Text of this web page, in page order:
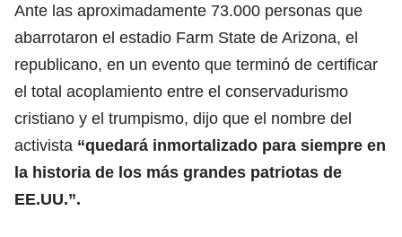
Ante las aproximadamente 73.000 personas que
abarrotaron el estadio Farm State de Arizona, el
republicano, en un evento que terminó de certificar
el total acoplamiento entre el conservadurismo
cristiano y el trumpismo, dijo que el nombre del
activista “quedará inmortalizado para siempre en
la historia de los más grandes patriotas de
EE.UU.”.